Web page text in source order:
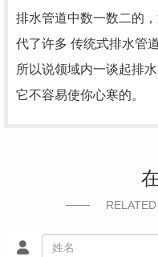
排水管道中数一数二的
代了许多 传统式排水管
所以说领域内一谈起排
它不容易使你心寒的。